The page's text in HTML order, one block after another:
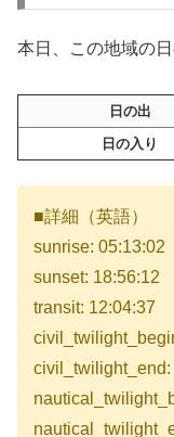
本日、この地域の
日の出
日の入り
■詳細（英語）
sunrise: 05:13:02
sunset: 18:56:12
transit: 12:04:37
civil_twilight_end: